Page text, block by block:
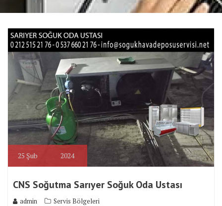
25 Şub 2024
CNS Soğutma Sarıyer Soğuk Oda Ustası
admin
Servis Bölgeleri